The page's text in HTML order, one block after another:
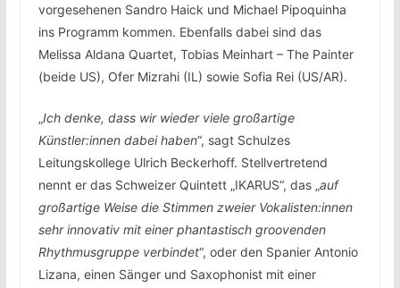
vorgesehenen Sandro Haick und Michael Pipoquinha
ins Programm kommen. Ebenfalls dabei sind das
Melissa Aldana Quartet, Tobias Meinhart – The Painter
(beide US), Ofer Mizrahi (IL) sowie Sofia Rei (US/AR).
„Ich denke, dass wir wieder viele großartige
Künstler:innen dabei haben“, sagt Schulzes
Leitungskollege Ulrich Beckerhoff. Stellvertretend
nennt er das Schweizer Quintett „IKARUS“, das „auf
großartige Weise die Stimmen zweier Vokalisten:innen
sehr innovativ mit einer phantastisch groovenden
Rhythmusgruppe verbindet“, oder den Spanier Antonio
Lizana, einen Sänger und Saxophonist mit einer